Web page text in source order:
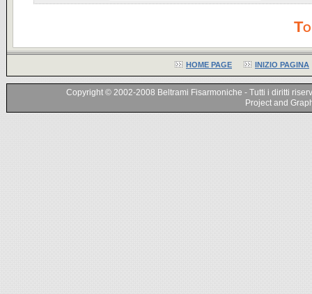
HOME PAGE INIZIO PAGINA
Copyright © 2002-2008 Beltrami Fisarmoniche - Tutti i diritti
Project and